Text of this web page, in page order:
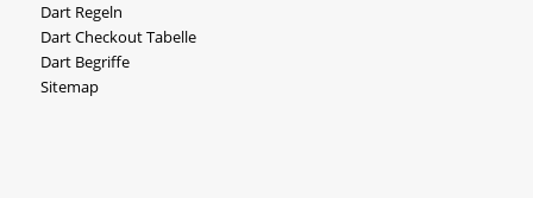
Dart Regeln
Dart Checkout Tabelle
Dart Begriffe
Sitemap